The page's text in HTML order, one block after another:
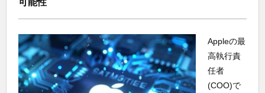
可能性
Appleの最
高執行責
任者
(COO)で